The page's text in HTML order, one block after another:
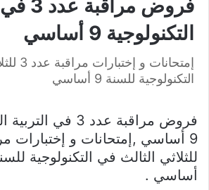
فروض
التكنولوجية 9 أساسي
التكنولوجية للسنة 9 أساسي
فروض مراقبة عدد 3
للثلاثي الثالث في التكنولوجية
أساسي .